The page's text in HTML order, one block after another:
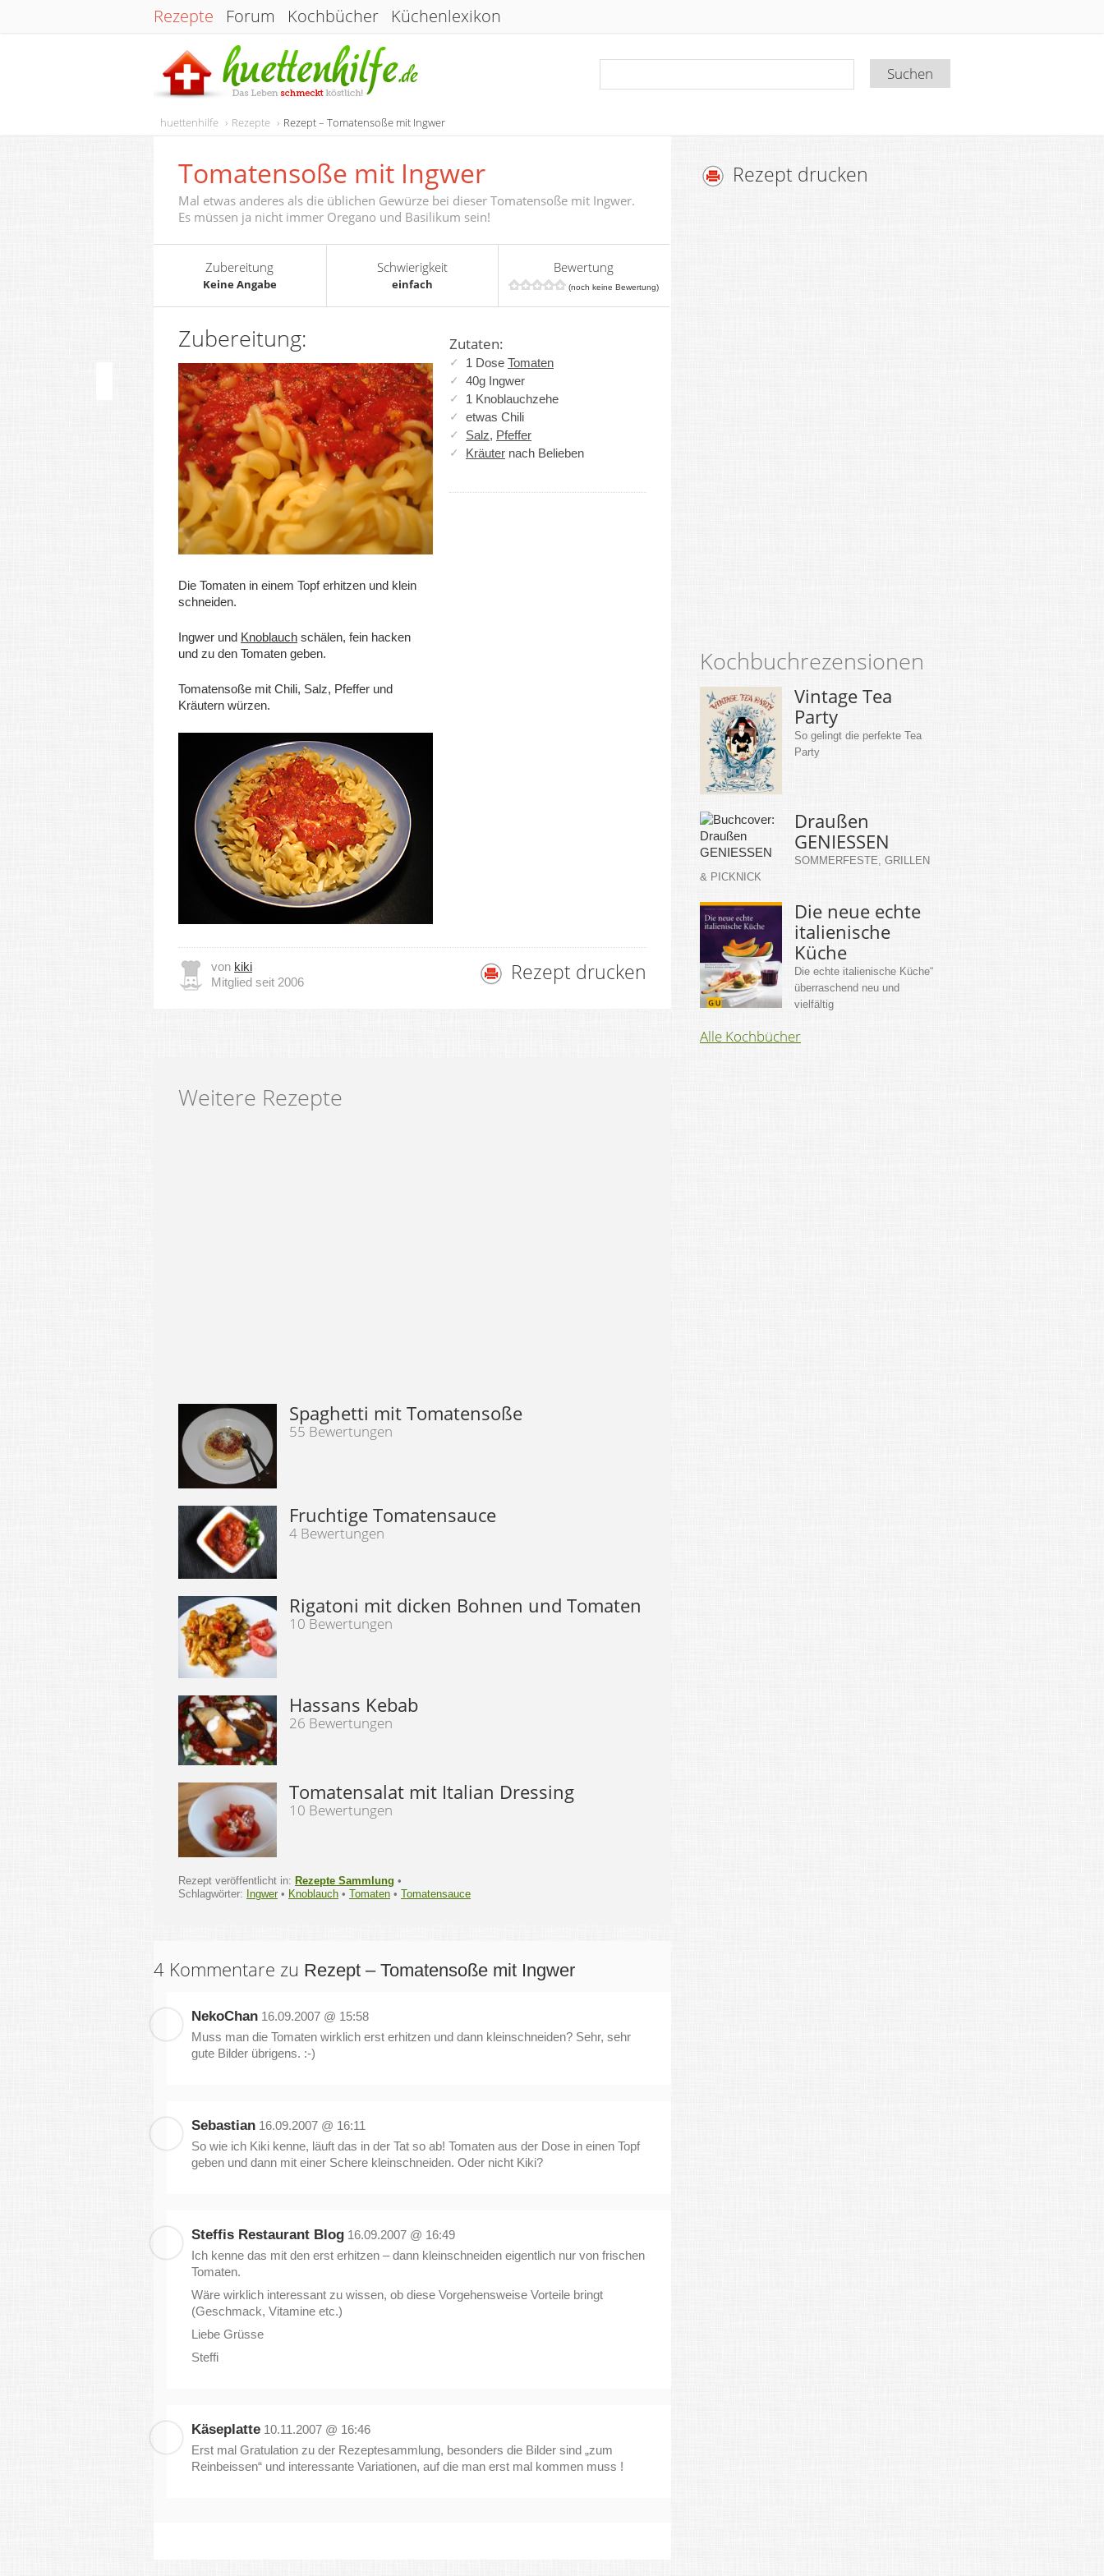
Rezepte Forum Kochbücher Küchenlexikon
huettenhilfe Rezepte Rezept – Tomatensoße mit Ingwer
Tomatensoße mit Ingwer
Mal etwas anderes als die üblichen Gewürze bei dieser Tomatensoße mit Ingwer.
Es müssen ja nicht immer Oregano und Basilikum sein!
Zubereitung
Keine Angabe
Schwierigkeit
einfach
Bewertung
(noch keine Bewertung)
Zutaten:
1 Dose Tomaten
40g Ingwer
1 Knoblauchzehe
etwas Chili
Salz, Pfeffer
Kräuter nach Belieben
Zubereitung:
Die Tomaten in einem Topf erhitzen und klein
schneiden.
Ingwer und Knoblauch schälen, fein hacken
und zu den Tomaten geben.
Tomatensoße mit Chili, Salz, Pfeffer und
Kräutern würzen.
von kiki
Mitglied seit 2006
Rezept drucken
Rezept drucken
Kochbuchrezensionen
Vintage Tea
Party
So gelingt die perfekte Tea
Party
Draußen
GENIESSEN
SOMMERFESTE, GRILLEN
& PICKNICK
Die neue echte
italienische
Küche
Die echte italienische Küche“
überraschend neu und
vielfältig
Alle Kochbücher
Weitere Rezepte
Spaghetti mit Tomatensoße
55 Bewertungen
Fruchtige Tomatensauce
4 Bewertungen
Rigatoni mit dicken Bohnen und Tomaten
10 Bewertungen
Hassans Kebab
26 Bewertungen
Tomatensalat mit Italian Dressing
10 Bewertungen
Rezept veröffentlicht in: Rezepte Sammlung •
Schlagwörter: Ingwer• Knoblauch • Tomaten • Tomatensauce
4 Kommentare zu Rezept – Tomatensoße mit Ingwer
NekoChan 16.09.2007 @ 15:58
Muss man die Tomaten wirklich erst erhitzen und dann kleinschneiden? Sehr, sehr
gute Bilder übrigens. :-)
Sebastian 16.09.2007 @ 16:11
So wie ich Kiki kenne, läuft das in der Tat so ab! Tomaten aus der Dose in einen Topf
geben und dann mit einer Schere kleinschneiden. Oder nicht Kiki?
Steffis Restaurant Blog 16.09.2007 @ 16:49
Ich kenne das mit den erst erhitzen – dann kleinschneiden eigentlich nur von frischen
Tomaten.
Wäre wirklich interessant zu wissen, ob diese Vorgehensweise Vorteile bringt
(Geschmack, Vitamine etc.)
Liebe Grüsse
Steffi
Käseplatte 10.11.2007 @ 16:46
Erst mal Gratulation zu der Rezeptesammlung, besonders die Bilder sind „zum
Reinbeissen“ und interessante Variationen, auf die man erst mal kommen muss !